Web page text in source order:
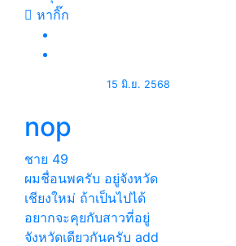
หากิ๊ก
15 มิ.ย. 2568
nop
ชาย 49
ผมชื่อนพครับ อยู่จังหวัด
เชียงใหม่ ถ้าเป็นไปได้
อยากจะคุยกับสาวที่อยู่
จังหวัดเดียวกันครับ add